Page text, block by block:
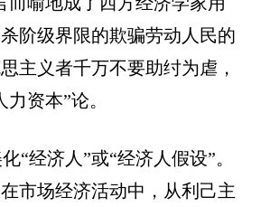
阶级界限的欺骗劳动人民的
主义者千万不要助纣为虐，
资本”论。
“经济人”或“经济人假设”。
市场经济活动中，从利己主